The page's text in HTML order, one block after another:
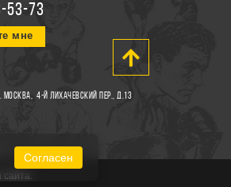
53-73
мне
Москва, 4-й Лихачевский пер., д.13
Согласен